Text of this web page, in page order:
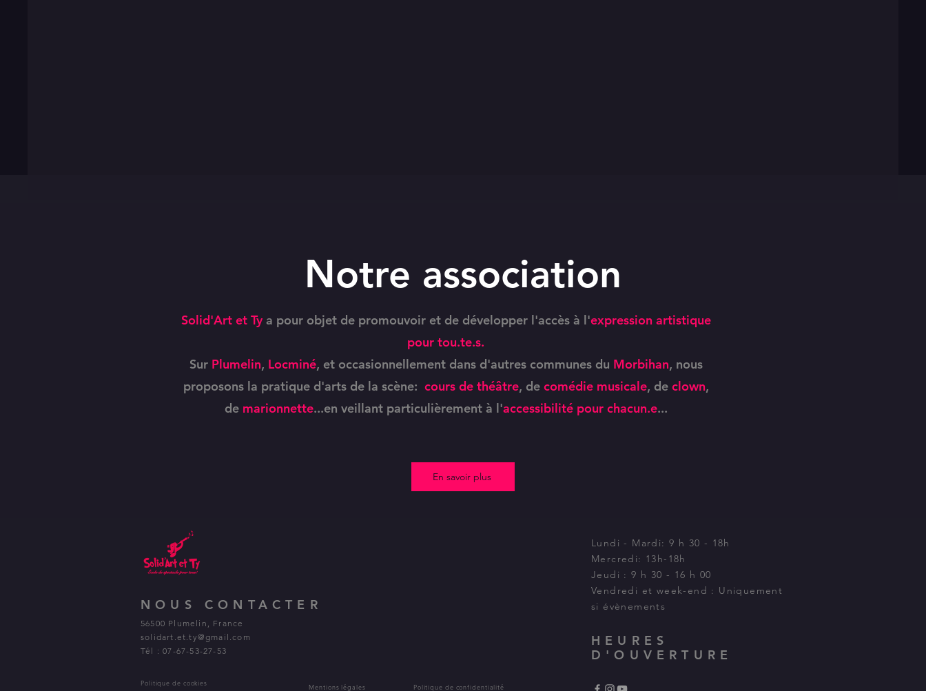
Notre association
Solid'Art et Ty a pour objet de promouvoir et de développer l'accès à l'expression artistique
pour tou.te.s.
Sur Plumelin, Locminé, et occasionnellement dans d'autres communes du Morbihan, nous
proposons la pratique d'arts de la scène: cours de théâtre, de comédie musicale, de clown,
de marionnette...en veillant particulièrement à l'accessibilité pour chacun.e...
En savoir plus
NOUS CONTACTER
56500 Plumelin, France​
solidart.et.ty@gmail.com
Tél : 07-67-53-27-53
Politique de cookies Mentions légales Politique de confidentialité
Lundi - Mardi: 9 h 30 - 18h
Mercredi: 13h-18h
Jeudi : 9 h 30 - 16 h 00
Vendredi et week-end : Uniquement
si évènements
HEURES
D'OUVERTURE